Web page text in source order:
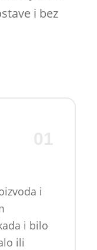
i bez
i
i bilo
ili